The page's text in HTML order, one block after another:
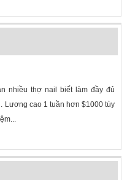
nhiều thợ nail biết làm đầy đủ
Lương cao 1 tuần hơn $1000 tùy